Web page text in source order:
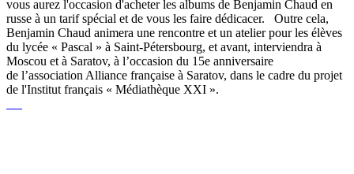
vous aurez l'occasion d'acheter les albums de Benjamin Chaud en
russe à un tarif spécial et de vous les faire dédicacer. Outre cela,
Benjamin Chaud animera une rencontre et un atelier pour les élèves
du lycée « Pascal » à Saint-Pétersbourg, et avant, interviendra à
Moscou et à Saratov, à l’occasion du 15e anniversaire
de l’association Alliance française à Saratov, dans le cadre du projet
de l'Institut français « Médiathèque XXI ».